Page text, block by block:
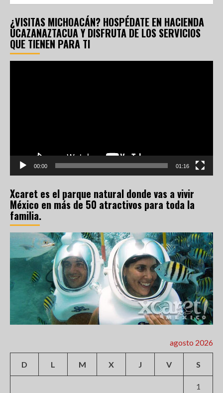
¿VISITAS MICHOACÁN? HOSPÉDATE EN HACIENDA
UCAZANAZTACUA Y DISFRUTA DE LOS SERVICIOS
QUE TIENEN PARA TI
00:00 01:16
Xcaret es el parque natural donde vas a vivir
México en más de 50 atractivos para toda la
familia.
agosto 2026
D L M X J V S
1